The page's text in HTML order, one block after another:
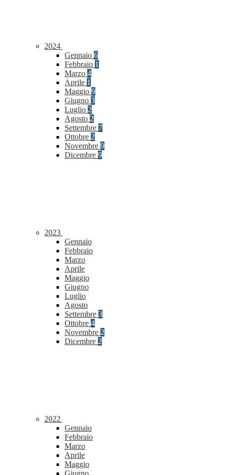
2024
Gennaio 6
Febbraio 1
Marzo 4
Aprile 1
Maggio 9
Giugno 3
Luglio 2
Agosto 2
Settembre 7
Ottobre 2
Novembre 9
Dicembre 9
2023
Gennaio
Febbraio
Marzo
Aprile
Maggio
Giugno
Luglio
Agosto
Settembre 3
Ottobre 4
Novembre 2
Dicembre 2
2022
Gennaio
Febbraio
Marzo
Aprile
Maggio